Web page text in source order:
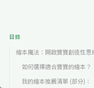
目錄
繪本魔法：開啟寶寶創造性思
如何選擇適合寶寶的繪本？
我的繪本推薦清單 (部分)：